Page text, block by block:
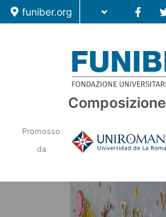
funiber.org
Composizione nutrizionale
Formazione
Notizie
Composizione
Promosso
da